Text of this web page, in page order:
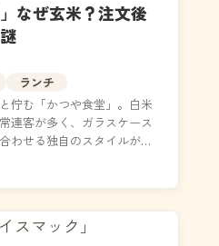
なぜ玄米？注文後
ランチ
佇む「かつや食堂」。白米
連客が多く、ガラスケース
わせる独自のスタイルが魅
文が入ってから一枚ずつ丁